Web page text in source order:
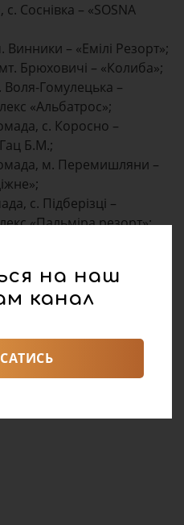
Соснівка – «SOSNA
– «Емілі Резорт»;
Брюховичі – «Колиба»;
Воля-Гомулецька –
«Альбатрос»;
с. Коросно –
Б.М.;
м. Перемишляни –
с. Підберізці –
«Пальміра резорт»;
м. Моршин – міський
м. Миколаїв – водойма
парк, озеро для
вилову риби
на наш
канал